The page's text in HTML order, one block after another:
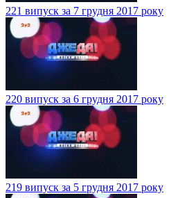
221 випуск за 7 грудня 2017 року
220 випуск за 6 грудня 2017 року
219 випуск за 5 грудня 2017 року